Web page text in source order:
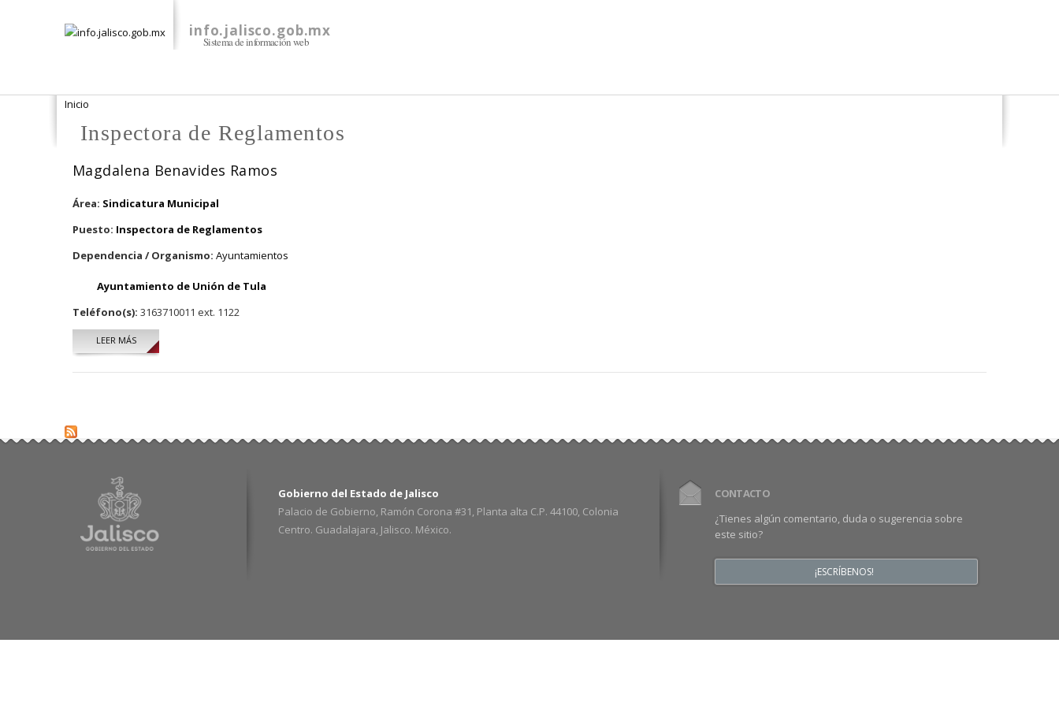
info.jalisco.gob.mx
Sistema de información web
Se encuentra usted aquí
Inicio
Inspectora de Reglamentos
Magdalena Benavides Ramos
Área: Sindicatura Municipal
Puesto: Inspectora de Reglamentos
Dependencia / Organismo: Ayuntamientos
Ayuntamiento de Unión de Tula
Teléfono(s): 3163710011 ext. 1122
LEER MÁSSOBRE MAGDALENA BENAVIDES RAMOS
Gobierno del Estado de Jalisco
Palacio de Gobierno, Ramón Corona #31, Planta alta C.P. 44100, Colonia
Centro. Guadalajara, Jalisco. México.
CONTACTO
¿Tienes algún comentario, duda o sugerencia sobre
este sitio?
¡ESCRÍBENOS!